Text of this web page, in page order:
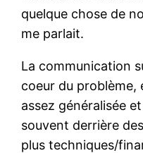
quelque chose de
me parlait.
La communication
coeur du problème,
assez généralisée
souvent derrière
plus techniques/